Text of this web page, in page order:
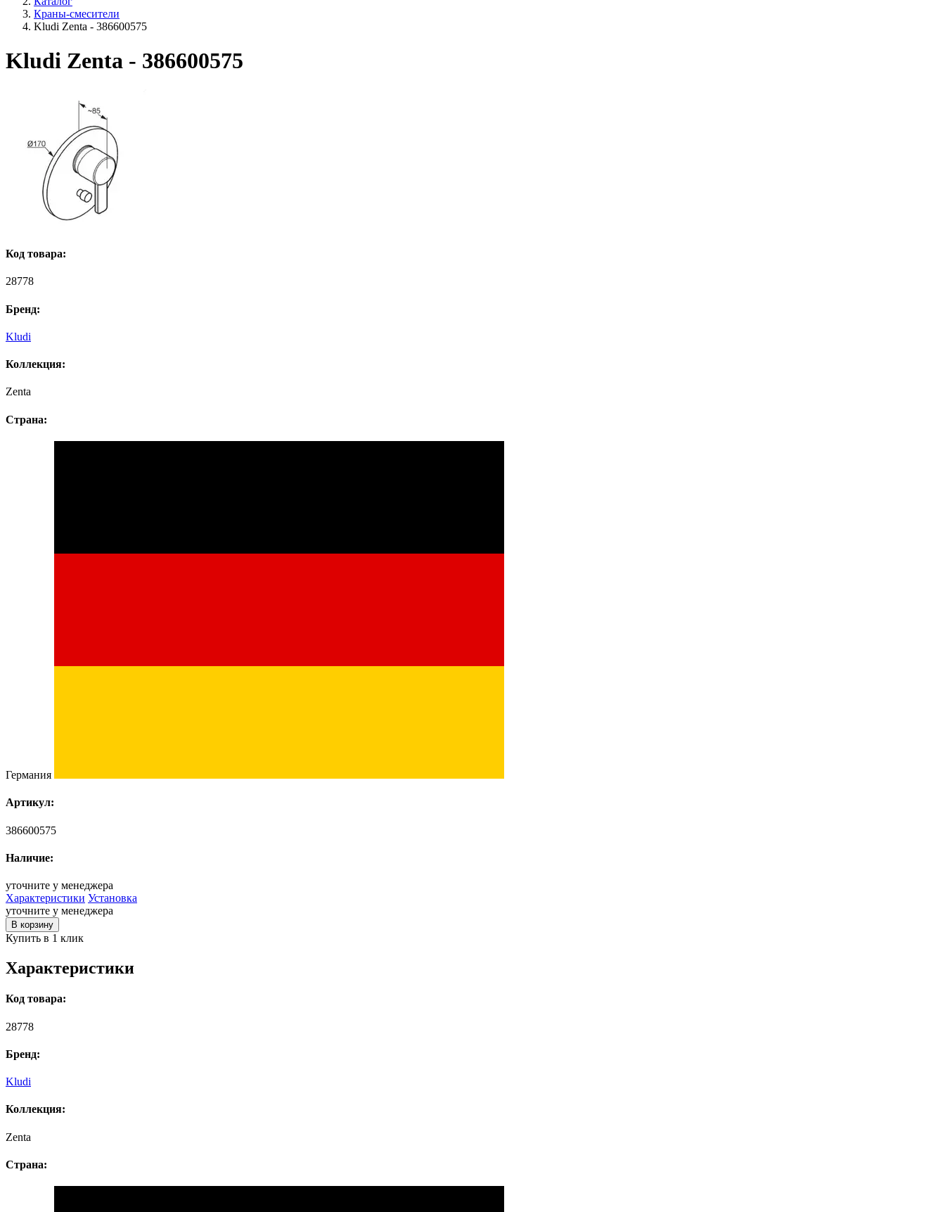
Краны-смесители
Kludi Zenta - 386600575
Kludi Zenta - 386600575
Код товара:
28778
Бренд:
Kludi
Коллекция:
Zenta
Страна:
Германия
Артикул:
386600575
Наличие:
уточните у менеджера
Характеристики Установка
уточните у менеджера
В корзину
Купить в 1 клик
Характеристики
Код товара:
28778
Бренд:
Kludi
Коллекция:
Zenta
Страна: